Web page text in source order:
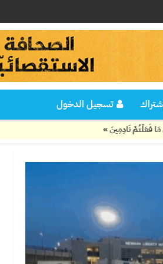
تسجيل الدخول
»